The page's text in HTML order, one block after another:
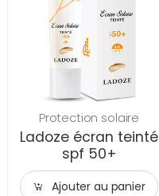
Protection solaire
Ladoze écran teinté
spf 50+
Ajouter au panier